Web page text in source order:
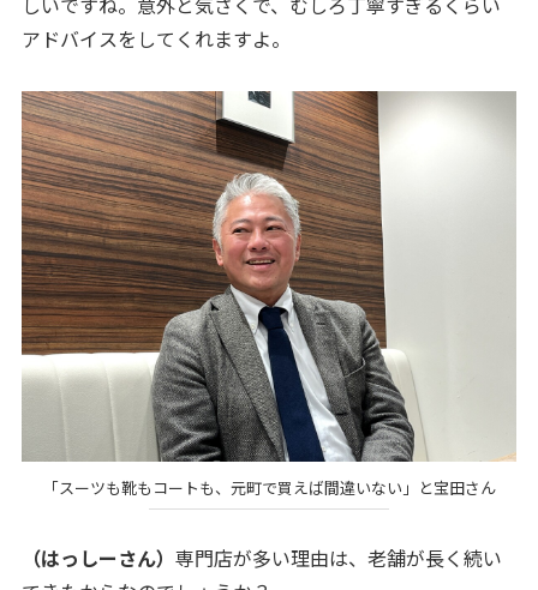
アドバイスをしてくれますよ。
「スーツも靴もコートも、元町で買えば間違いない」と宝田さん
（はっしーさん） 専門店が多い理由は、老舗が長く続い